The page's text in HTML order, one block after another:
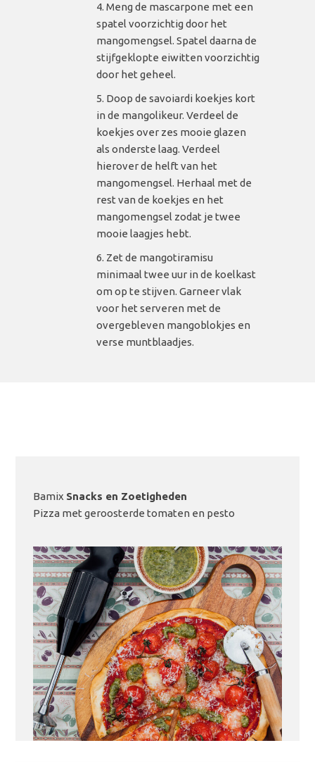
Meng de mascarpone met een
spatel voorzichtig door het
mangomengsel. Spatel daarna de
stijfgeklopte eiwitten voorzichtig
door het geheel.
Doop de savoiardi koekjes kort
in de mangolikeur. Verdeel de
koekjes over zes mooie glazen
als onderste laag. Verdeel
hierover de helft van het
mangomengsel. Herhaal met de
rest van de koekjes en het
mangomengsel zodat je twee
mooie laagjes hebt.
Zet de mangotiramisu
minimaal twee uur in de koelkast
om op te stijven. Garneer vlak
voor het serveren met de
overgebleven mangoblokjes en
verse muntblaadjes.
Bamix Snacks en Zoetigheden
Pizza met geroosterde tomaten en pesto